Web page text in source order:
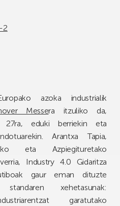
azoka industrialik
Messera itzuliko da,
27ra, eduki berriekin eta
Arantxa Tapia,
eta Azpiegituretako
Industry 4.0 Gidaritza
gaur eman dituzte
xehetasunak:
garatutako